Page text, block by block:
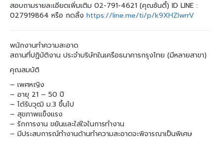
สอบถามรายละเอียดเพิ่มเติม 02-791-4621 (คุณซันตี้) ID LINE :
027919864 หรือ กดลิ้ง https://line.me/ti/p/k9XHZIwrrV
พนักงานทำความสะอาด
สถานที่ปฏิบัติงาน ประจำบริษัทในเครือธนาคารกรุงไทย (มีหลายสาขา)
คุณสมบัติ
– เพศหญิง
– อายุ 21 – 50 ปี
– ได้รับวุฒิ ม.3 ขึ้นไป
– สุขภาพแข็งแรง
– รักการงาน ขยันและใส่ใจในการทำงาน
– มีประสบการณ์ทำงานด้านทำความสะอาดจะพิจารณาเป็นพิเศษ